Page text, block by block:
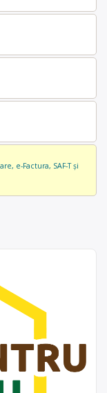
e-Factura, SAF-T și